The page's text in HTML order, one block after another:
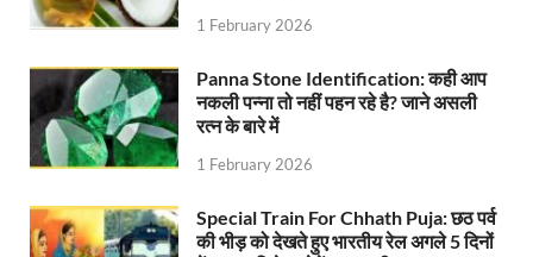
Rabri Devi Residence: रात के अंधेरे में खाली होने लगा
Nainital Winter Carnival: मुख्यमंत्री पुष्कर सिंह धामी ने
Railway West Bengal Project: भारतीय रेलवे ने
PM Modi Lucknow Visit… जब मंच से पीएम मोदी ने की
1 February 2026
Panna Stone Identification: कही आप
नकली पन्ना तो नहीं पहन रहे है? जाने असली
रत्न के बारे में
1 February 2026
Special Train For Chhath Puja: छठ पर्व
की भीड़ को देखते हुए भारतीय रेल अगले 5 दिनों